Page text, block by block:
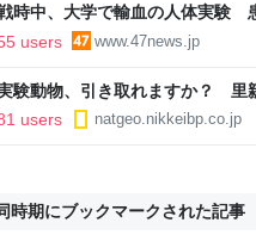
時中、大学で輸血の人体実験
users
www.47news.jp
験動物、引き取れますか？ 里
users
natgeo.nikkeibp.co.jp
時期にブックマークされた記事